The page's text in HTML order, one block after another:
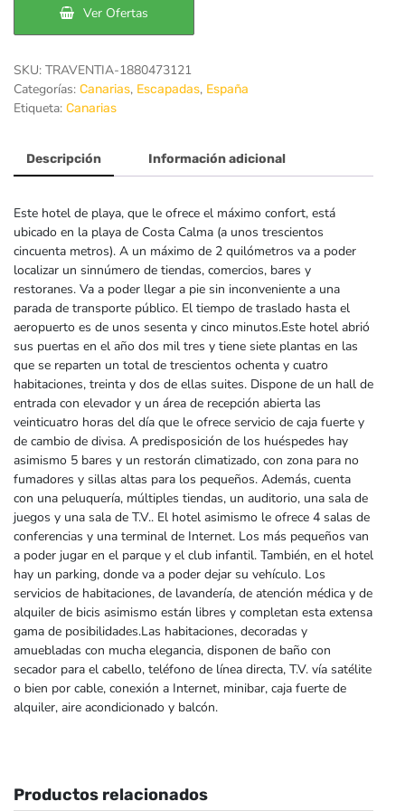
Ver Ofertas
SKU: TRAVENTIA-1880473121
Categorías: Canarias, Escapadas, España
Etiqueta: Canarias
Descripción Información adicional
Este hotel de playa, que le ofrece el máximo confort, está
ubicado en la playa de Costa Calma (a unos trescientos
cincuenta metros). A un máximo de 2 quilómetros va a poder
localizar un sinnúmero de tiendas, comercios, bares y
restoranes. Va a poder llegar a pie sin inconveniente a una
parada de transporte público. El tiempo de traslado hasta el
aeropuerto es de unos sesenta y cinco minutos.Este hotel abrió
sus puertas en el año dos mil tres y tiene siete plantas en las
que se reparten un total de trescientos ochenta y cuatro
habitaciones, treinta y dos de ellas suites. Dispone de un hall de
entrada con elevador y un área de recepción abierta las
veinticuatro horas del día que le ofrece servicio de caja fuerte y
de cambio de divisa. A predisposición de los huéspedes hay
asimismo 5 bares y un restorán climatizado, con zona para no
fumadores y sillas altas para los pequeños. Además, cuenta
con una peluquería, múltiples tiendas, un auditorio, una sala de
juegos y una sala de T.V.. El hotel asimismo le ofrece 4 salas de
conferencias y una terminal de Internet. Los más pequeños van
a poder jugar en el parque y el club infantil. También, en el hotel
hay un parking, donde va a poder dejar su vehículo. Los
servicios de habitaciones, de lavandería, de atención médica y de
alquiler de bicis asimismo están libres y completan esta extensa
gama de posibilidades.Las habitaciones, decoradas y
amuebladas con mucha elegancia, disponen de baño con
secador para el cabello, teléfono de línea directa, T.V. vía satélite
o bien por cable, conexión a Internet, minibar, caja fuerte de
alquiler, aire acondicionado y balcón.
Productos relacionados